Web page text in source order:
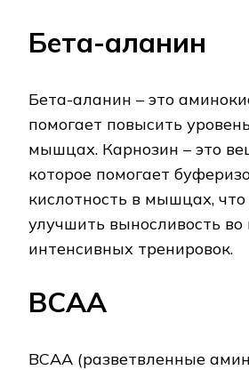
Бета-аланин
Бета-аланин – это
помогает повысить
мышцах. Карнозин – это
которое помогает
кислотность в мышцах,
улучшить выносливость во
интенсивных тренировок.
BCAA
BCAA (разветвленные